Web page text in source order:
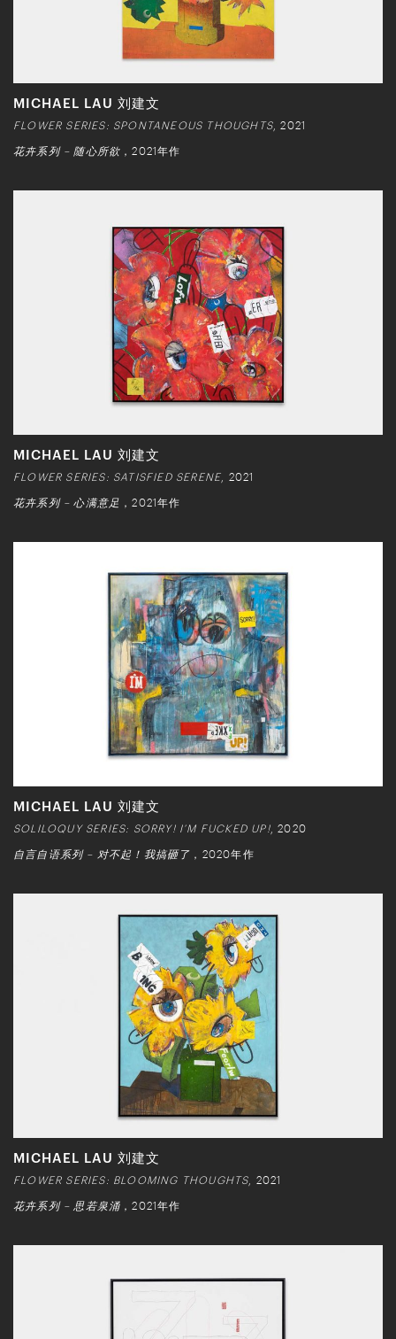
MICHAEL LAU 刘建文
FLOWER SERIES: SPONTANEOUS THOUGHTS , 2021
花卉系列 – 随心所欲 ，2021年作
MICHAEL LAU 刘建文
FLOWER SERIES: SATISFIED SERENE , 2021
花卉系列 – 心满意足 ，2021年作
MICHAEL LAU 刘建文
SOLILOQUY SERIES: SORRY! I’M FUCKED UP!, 2020
自言自语系列 – 对不起！我搞砸了 ，2020年作
MICHAEL LAU 刘建文
FLOWER SERIES: BLOOMING THOUGHTS , 2021
花卉系列 – 思若泉涌 ，2021年作